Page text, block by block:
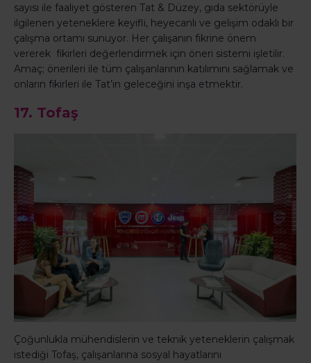
sayısı ile faaliyet gösteren Tat & Düzey, gıda sektörüyle
ilgilenen yeteneklere keyifli, heyecanlı ve gelişim odaklı bir
çalışma ortamı sunuyor. Her çalışanın fikrine önem
vererek fikirleri değerlendirmek için öneri sistemi işletilir.
Amaç; önerileri ile tüm çalışanlarının katılımını sağlamak ve
onların fikirleri ile Tat’ın geleceğini inşa etmektir.
17. Tofaş
Çoğunlukla mühendislerin ve teknik yeteneklerin çalışmak
istediği Tofaş, çalışanlarına sosyal hayatlarını